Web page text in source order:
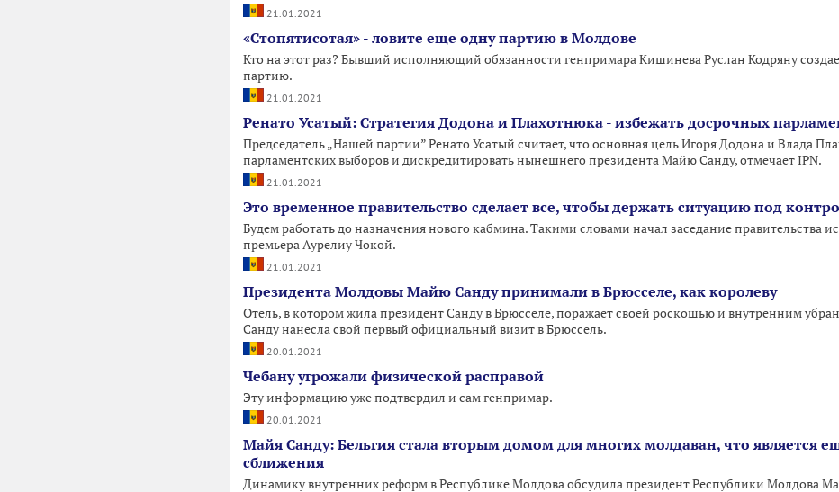
21.01.2021
«Стопятисотая» - ловите еще одну партию в Молдове
Кто на этот раз? Бывший исполняющий обязанности генпримара Кишинева Руслан Кодряну
партию.
21.01.2021
Ренато Усатый: Стратегия Додона и Плахотнюка - избежать досрочных
Председатель „Нашей партии” Ренато Усатый считает, что основная цель Игоря Додона и Влада
парламентских выборов и дискредитировать нынешнего президента Майю Санду, отмечает IPN.
21.01.2021
Это временное правительство сделает все, чтобы держать ситуацию под
Будем работать до назначения нового кабмина. Такими словами начал заседание правительства
премьера Аурелиу Чокой.
21.01.2021
Президента Молдовы Майю Санду принимали в Брюсселе, как королеву
Отель, в котором жила президент Санду в Брюсселе, поражает своей роскошью и внутренним
Санду нанесла свой первый официальный визит в Брюссель.
20.01.2021
Чебану угрожали физической расправой
Эту информацию уже подтвердил и сам генпримар.
20.01.2021
Майя Санду: Бельгия стала вторым домом для многих молдаван, что является
сближения
Динамику внутренних реформ в Республике Молдова обсудила президент Республики Молдова